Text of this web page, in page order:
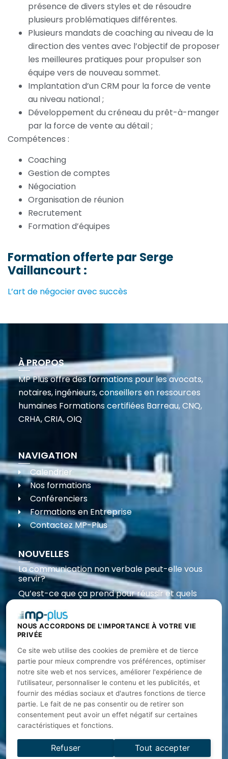
présence de divers styles et de résoudre
plusieurs problématiques différentes.
Plusieurs mandats de coaching au niveau de la
direction des ventes avec l’objectif de proposer
les meilleures pratiques pour propulser son
équipe vers de nouveau sommet.
Implantation d’un CRM pour la force de vente
au niveau national ;
Développement du créneau du prêt-à-manger
par la force de vente au détail ;
Compétences :
Coaching
Gestion de comptes
Négociation
Organisation de réunion
Recrutement
Formation d’équipes
Formation offerte par Serge
Vaillancourt :
L’art de négocier avec succès
À PROPOS
MP Plus offre des formations pour les avocats,
notaires, ingénieurs, conseillers en ressources
humaines Formations certifiées Barreau, CNQ,
CRHA, CRIA, OIQ
NAVIGATION
Calendrier
Nos formations
Conférenciers
Formations en Entreprise
Contactez MP-Plus
NOUVELLES
La communication non verbale peut-elle vous
servir?
Qu’est-ce que ça prend pour réussir et quels
défis nous attendent ?
L’importance du réseau professionnel
Êtes-vous assez humble pour être un bon
SUIVEZ-NOUS
info@mp-plus.com
+ 1 800 451-9445
NOUS ACCORDONS DE L'IMPORTANCE À VOTRE VIE
PRIVÉE
Ce site web utilise des cookies de première et de tierce
partie pour mieux comprendre vos préférences, optimiser
notre site web et nos services, améliorer l'expérience de
l'utilisateur, personnaliser le contenu et les publicités, et
fournir des médias sociaux et d'autres fonctions de tierce
partie. Le fait de ne pas consentir ou de retirer son
consentement peut avoir un effet négatif sur certaines
caractéristiques et fonctions.
Refuser Tout accepter